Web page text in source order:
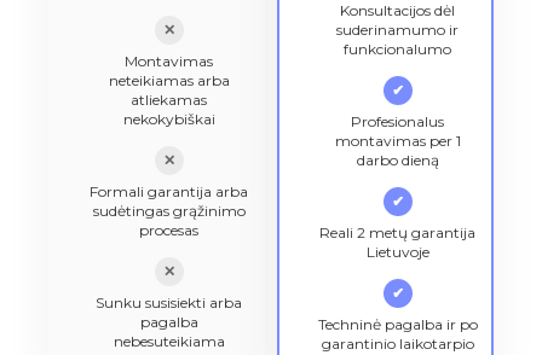
✕
Montavimas
neteikiamas arba
atliekamas
nekokybiškai
✕
Formali garantija arba
sudėtingas grąžinimo
procesas
✕
Sunku susisiekti arba
pagalba
nebesuteikiama
Konsultacijos dėl
suderinamumo ir
funkcionalumo
✔
Profesionalus
montavimas per 1
darbo dieną
✔
Reali 2 metų garantija
Lietuvoje
✔
Techninė pagalba ir po
garantinio laikotarpio